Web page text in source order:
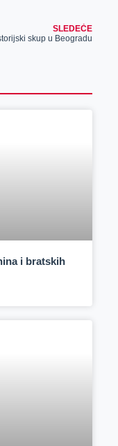
SLEDEĆE
skup u Beogradu
i bratskih